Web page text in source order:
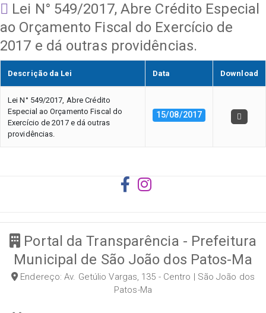
Lei N° 549/2017, Abre Crédito Especial
ao Orçamento Fiscal do Exercício de
2017 e dá outras providências.
Descrição da Lei Data Download
Lei N° 549/2017, Abre Crédito
Especial ao Orçamento Fiscal do
Exercício de 2017 e dá outras
providências.
15/08/2017
Portal da Transparência - Prefeitura
Municipal de São João dos Patos-Ma
Endereço: Av. Getúlio Vargas, 135 - Centro | São João dos
Patos-Ma